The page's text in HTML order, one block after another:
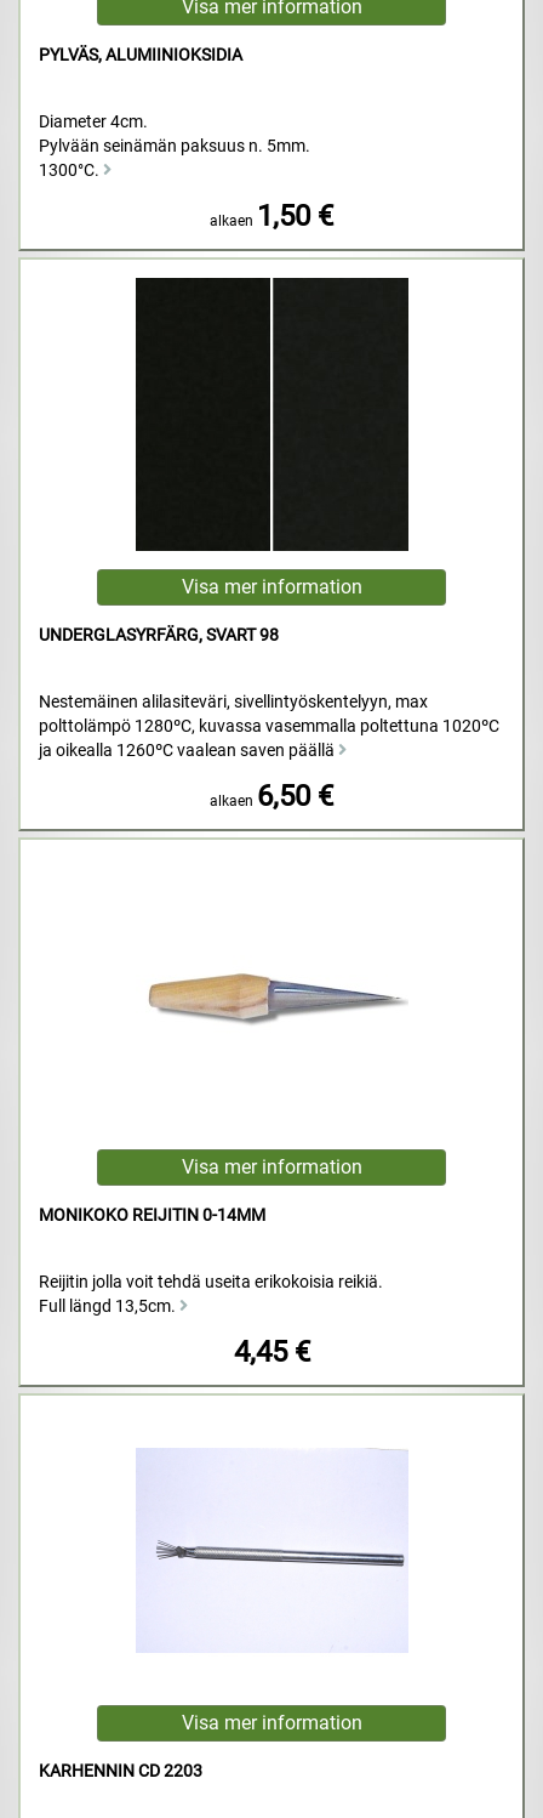
PYLVÄS, ALUMIINIOKSIDIA
Diameter 4cm.
Pylvään seinämän paksuus n. 5mm.
1300°C.
alkaen 1,50 €
UNDERGLASYRFÄRG, SVART 98
Nestemäinen alilasiteväri, sivellintyöskentelyyn, max
polttolämpö 1280ºC, kuvassa vasemmalla poltettuna 1020ºC
ja oikealla 1260ºC vaalean saven päällä
alkaen 6,50 €
MONIKOKO REIJITIN 0-14MM
Reijitin jolla voit tehdä useita erikokoisia reikiä.
Full längd 13,5cm.
4,45 €
KARHENNIN CD 2203